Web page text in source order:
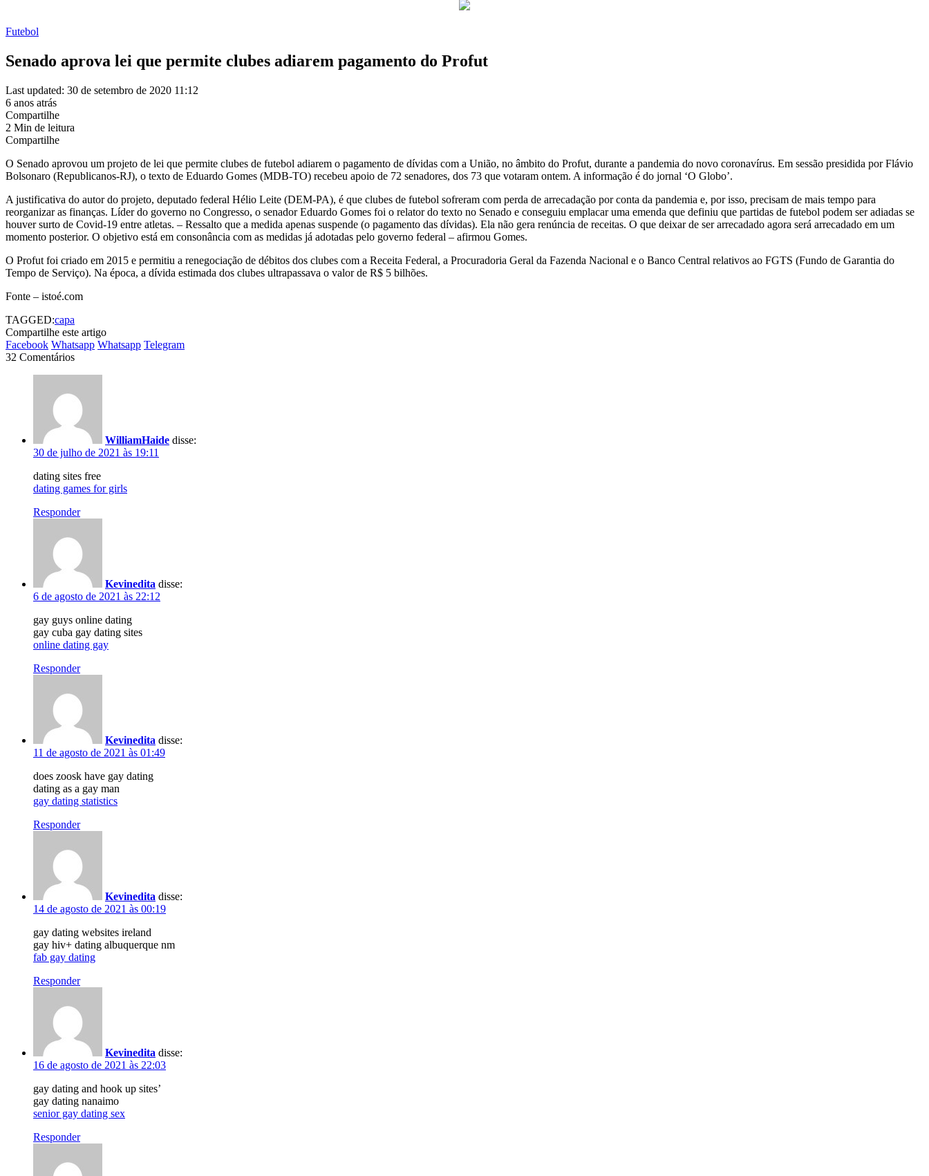
Futebol
Senado aprova lei que permite clubes adiarem pagamento do Profut
Last updated: 30 de setembro de 2020 11:12
6 anos atrás
Compartilhe
2 Min de leitura
Compartilhe
O Senado aprovou um projeto de lei que permite clubes de futebol adiarem o pagamento de dívidas com a União, no âmbito do Profut, durante a pandemia do novo coronavírus. Em sessão presidida por Flávio
Bolsonaro (Republicanos-RJ), o texto de Eduardo Gomes (MDB-TO) recebeu apoio de 72 senadores, dos 73 que votaram ontem. A informação é do jornal ‘O Globo’.
A justificativa do autor do projeto, deputado federal Hélio Leite (DEM-PA), é que clubes de futebol sofreram com perda de arrecadação por conta da pandemia e, por isso, precisam de mais tempo para
reorganizar as finanças. Líder do governo no Congresso, o senador Eduardo Gomes foi o relator do texto no Senado e conseguiu emplacar uma emenda que definiu que partidas de futebol podem ser adiadas se
houver surto de Covid-19 entre atletas. – Ressalto que a medida apenas suspende (o pagamento das dívidas). Ela não gera renúncia de receitas. O que deixar de ser arrecadado agora será arrecadado em um
momento posterior. O objetivo está em consonância com as medidas já adotadas pelo governo federal – afirmou Gomes.
O Profut foi criado em 2015 e permitiu a renegociação de débitos dos clubes com a Receita Federal, a Procuradoria Geral da Fazenda Nacional e o Banco Central relativos ao FGTS (Fundo de Garantia do
Tempo de Serviço). Na época, a dívida estimada dos clubes ultrapassava o valor de R$ 5 bilhões.
Fonte – istoé.com
TAGGED:capa
Compartilhe este artigo
Facebook Whatsapp Whatsapp Telegram
32 Comentários
WilliamHaide disse:
30 de julho de 2021 às 19:11
dating sites free
dating games for girls
Responder
Kevinedita disse:
6 de agosto de 2021 às 22:12
gay guys online dating
gay cuba gay dating sites
online dating gay
Responder
Kevinedita disse:
11 de agosto de 2021 às 01:49
does zoosk have gay dating
dating as a gay man
gay dating statistics
Responder
Kevinedita disse:
14 de agosto de 2021 às 00:19
gay dating websites ireland
gay hiv+ dating albuquerque nm
fab gay dating
Responder
Kevinedita disse:
16 de agosto de 2021 às 22:03
gay dating and hook up sites’
gay dating nanaimo
senior gay dating sex
Responder